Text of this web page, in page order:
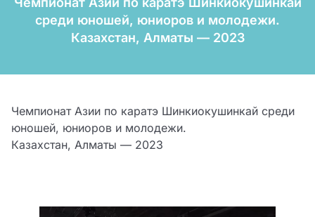
среди юношей, юниоров и молодежи.
Казахстан, Алматы — 2023
Чемпионат Азии по каратэ Шинкиокушинкай среди
юношей, юниоров и молодежи.
Казахстан, Алматы — 2023